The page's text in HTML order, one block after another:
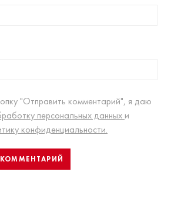
"Отправить комментарий", я даю
персональных данных и
конфиденциальности.